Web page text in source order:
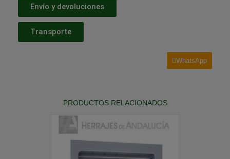
Envío y devoluciones
Transporte
WhatsApp
PRODUCTOS RELACIONADOS